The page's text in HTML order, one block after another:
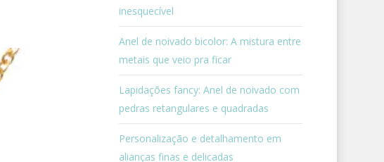
inesquecível
Anel de noivado bicolor: A mistura entre
metais que veio pra ficar
Lapidações fancy: Anel de noivado com
pedras retangulares e quadradas
Personalização e detalhamento em
alianças finas e delicadas